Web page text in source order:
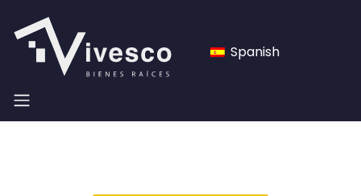
Spanish